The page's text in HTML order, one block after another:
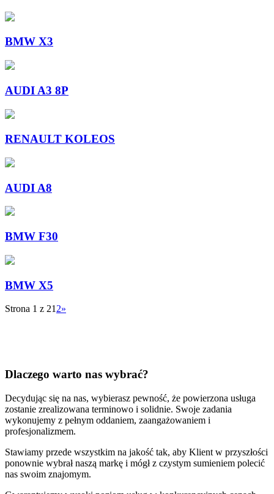
BMW X3
AUDI A3 8P
RENAULT KOLEOS
AUDI A8
BMW F30
BMW X5
Strona 1 z 21 2»
Dlaczego warto nas wybrać?
Decydując się na nas, wybierasz pewność, że powierzona usługa
zostanie zrealizowana terminowo i solidnie. Swoje zadania
wykonujemy z pełnym oddaniem, zaangażowaniem i
profesjonalizmem.
Stawiamy przede wszystkim na jakość tak, aby Klient w przyszłości
ponownie wybrał naszą markę i mógł z czystym sumieniem polecić
nas swoim znajomym.